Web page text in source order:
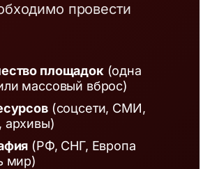
провести
площадок(одна
массовый вброс)
(соцсети, СМИ,
архивы)
(РФ, СНГ, Европа
мир)